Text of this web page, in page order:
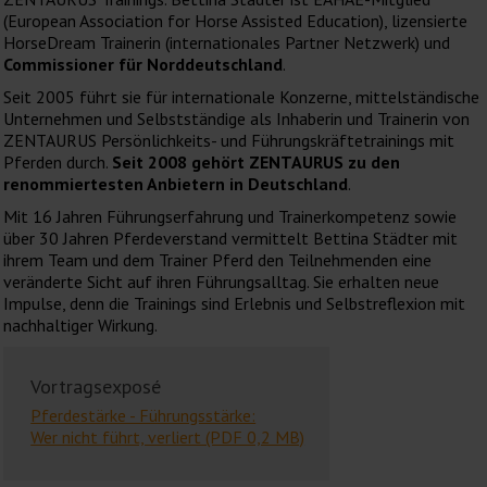
(European Association for Horse Assisted Education), lizensierte
HorseDream Trainerin (internationales Partner Netzwerk) und
Commissioner für Norddeutschland.
Seit 2005 führt sie für internationale Konzerne, mittelständische
Unternehmen und Selbstständige als Inhaberin und Trainerin von
ZENTAURUS Persönlichkeits- und Führungskräftetrainings mit
Pferden durch. Seit 2008 gehört ZENTAURUS zu den
renommiertesten Anbietern in Deutschland.
Mit 16 Jahren Führungserfahrung und Trainerkompetenz sowie
über 30 Jahren Pferdeverstand vermittelt Bettina Städter mit
ihrem Team und dem Trainer Pferd den Teilnehmenden eine
veränderte Sicht auf ihren Führungsalltag. Sie erhalten neue
Impulse, denn die Trainings sind Erlebnis und Selbstreflexion mit
nachhaltiger Wirkung.
Vortragsexposé
Pferdestärke - Führungsstärke:
Wer nicht führt, verliert (PDF 0,2 MB)